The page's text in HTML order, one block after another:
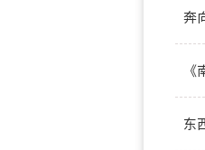
奔
东